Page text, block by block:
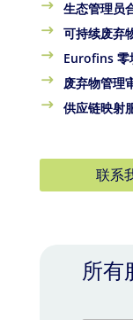
生态管理员
可持续废弃
Eurofins 零
废弃物管理
供应链映射
联系
所有